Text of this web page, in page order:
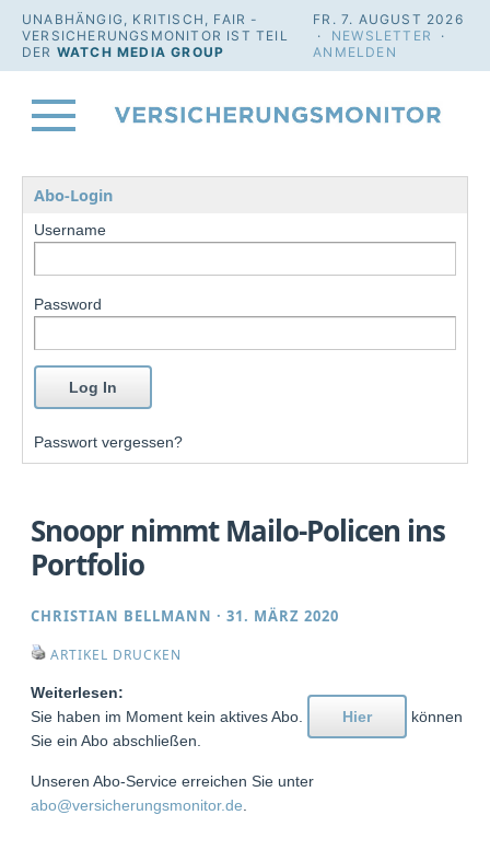
UNABHÄNGIG, KRITISCH, FAIR -
VERSICHERUNGSMONITOR IST TEIL
DER WATCH MEDIA GROUP
FR. 7. AUGUST 2026
· NEWSLETTER
·
ANMELDEN
Abo-Login
Username
Password
Passwort vergessen?
Snoopr nimmt Mailo-Policen ins
Portfolio
CHRISTIAN BELLMANN ·31. MÄRZ 2020
ARTIKEL DRUCKEN
Weiterlesen:
Sie haben im Moment kein aktives Abo.
Hier
können
Sie ein Abo abschließen.
Unseren Abo-Service erreichen Sie unter
abo@versicherungsmonitor.de